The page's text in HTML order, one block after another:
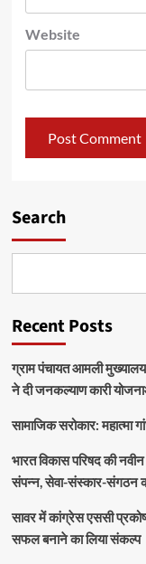
Website
Search
Recent Posts
ग्राम पंचायत आमली मुख्यालय
ने दी जनकल्याण कारी
सामाजिक सरोकार: महात्मा
भारत विकास परिषद की नवीन
संपन्न, सेवा-संस्कार-संगठन
सावर में कांग्रेस एससी
सफल बनाने का लिया संकल्प